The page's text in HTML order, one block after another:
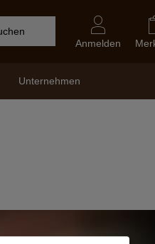
Anmelden
Unternehmen